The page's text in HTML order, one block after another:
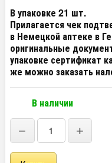
В упаковке 21 шт.
Прилагается чек
в Немецкой аптеке в
оригинальные
упаковке сертификат
же можно заказать
В наличии
− +